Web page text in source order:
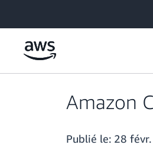
Amazon
Publié le: 28